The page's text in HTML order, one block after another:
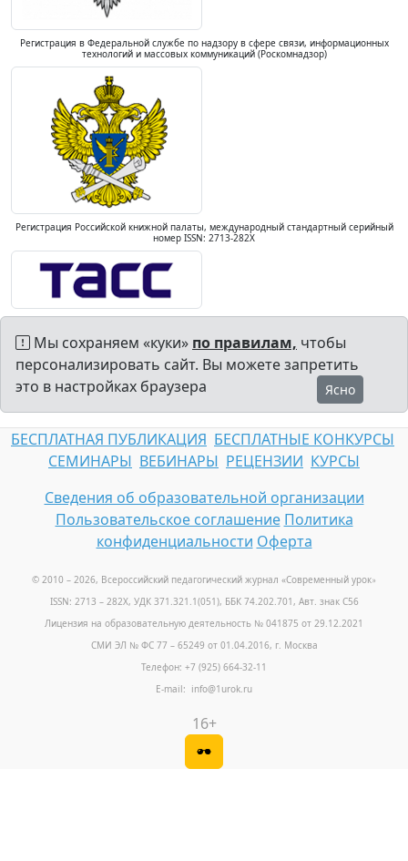
Регистрация в Федеральной службе по надзору в сфере связи, информационных
технологий и массовых коммуникаций (Роскомнадзор)
Регистрация Российской книжной палаты, международный стандартный серийный
номер ISSN: 2713-282X
Мы сохраняем «куки» по правилам, чтобы
персонализировать сайт. Вы можете запретить
это в настройках браузера
Ясно
БЕСПЛАТНАЯ ПУБЛИКАЦИЯ БЕСПЛАТНЫЕ КОНКУРСЫ
СЕМИНАРЫ ВЕБИНАРЫ РЕЦЕНЗИИ КУРСЫ
Сведения об образовательной организации
Пользовательское соглашение Политика
конфиденциальности Оферта
© 2010 – 2026, Всероссийский педагогический журнал «Современный урок»
ISSN: 2713 – 282X, УДК 371.321.1(051), ББК 74.202.701, Авт. знак С56
Лицензия на образовательную деятельность № 041875 от 29.12.2021
СМИ ЭЛ № ФС 77 – 65249 от 01.04.2016, г. Москва
Телефон: +7 (925) 664-32-11
E-mail: info@1urok.ru
16+